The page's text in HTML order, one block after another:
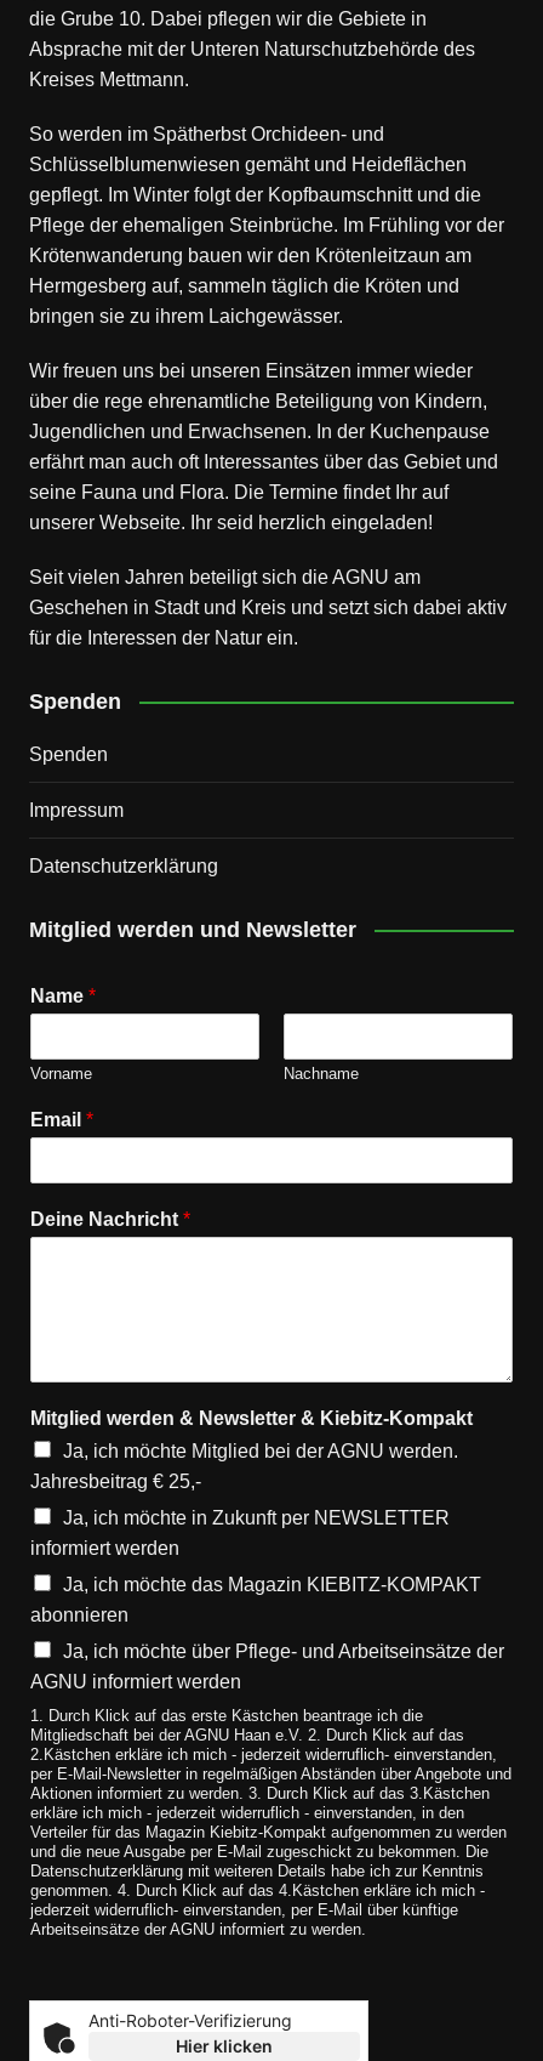
die Grube 10. Dabei pflegen wir die Gebiete in
Absprache mit der Unteren Naturschutzbehörde des
Kreises Mettmann.
So werden im Spätherbst Orchideen- und
Schlüsselblumenwiesen gemäht und Heideflächen
gepflegt. Im Winter folgt der Kopfbaumschnitt und die
Pflege der ehemaligen Steinbrüche. Im Frühling vor der
Krötenwanderung bauen wir den Krötenleitzaun am
Hermgesberg auf, sammeln täglich die Kröten und
bringen sie zu ihrem Laichgewässer.
Wir freuen uns bei unseren Einsätzen immer wieder
über die rege ehrenamtliche Beteiligung von Kindern,
Jugendlichen und Erwachsenen. In der Kuchenpause
erfährt man auch oft Interessantes über das Gebiet und
seine Fauna und Flora. Die Termine findet Ihr auf
unserer Webseite. Ihr seid herzlich eingeladen!
Seit vielen Jahren beteiligt sich die AGNU am
Geschehen in Stadt und Kreis und setzt sich dabei aktiv
für die Interessen der Natur ein.
Spenden
Spenden
Impressum
Datenschutz­erklärung
Mitglied werden und Newsletter
Name *
Vorname Nachname
Email *
Deine Nachricht *
Mitglied werden & Newsletter & Kiebitz-Kompakt
Ja, ich möchte Mitglied bei der AGNU werden.
Jahresbeitrag € 25,-
Ja, ich möchte in Zukunft per NEWSLETTER
informiert werden
Ja, ich möchte das Magazin KIEBITZ-KOMPAKT
abonnieren
Ja, ich möchte über Pflege- und Arbeitseinsätze der
AGNU informiert werden
1. Durch Klick auf das erste Kästchen beantrage ich die
Mitgliedschaft bei der AGNU Haan e.V. 2. Durch Klick auf das
2.Kästchen erkläre ich mich - jederzeit widerruflich- einverstanden,
per E-Mail-Newsletter in regelmäßigen Abständen über Angebote und
Aktionen informiert zu werden. 3. Durch Klick auf das 3.Kästchen
erkläre ich mich - jederzeit widerruflich - einverstanden, in den
Verteiler für das Magazin Kiebitz-Kompakt aufgenommen zu werden
und die neue Ausgabe per E-Mail zugeschickt zu bekommen. Die
Datenschutzerklärung mit weiteren Details habe ich zur Kenntnis
genommen. 4. Durch Klick auf das 4.Kästchen erkläre ich mich -
jederzeit widerruflich- einverstanden, per E-Mail über künftige
Arbeitseinsätze der AGNU informiert zu werden.
Anti-Roboter-Verifizierung
Hier klicken